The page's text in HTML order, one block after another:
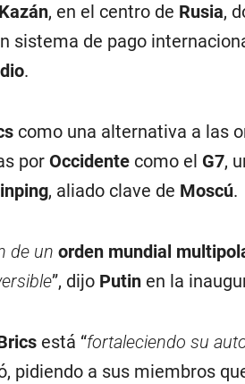
Kazán, en el centro de Rusia,
sistema de pago
.
como una alternativa a las
por Occidente como el G7,
, aliado clave de Moscú.
de un orden mundial
”, dijo Putinen la
está “fortaleciendo su
pidiendo a sus miembros